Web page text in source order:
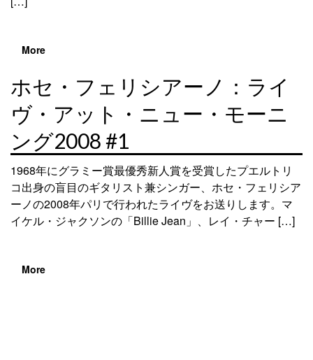
More
ホセ・フェリシアーノ：ライ
ヴ・アット・ニュー・モーニ
ング2008 #1
1968年にグラミー賞最優秀新人賞を受賞したプエルトリ
コ出身の盲目のギタリスト兼シンガー、ホセ・フェリシア
ーノの2008年パリで行われたライヴをお送りします。マ
イケル・ジャクソンの「Billie Jean」、レイ・チャー […]
More